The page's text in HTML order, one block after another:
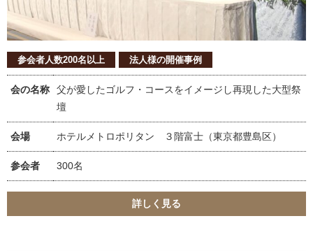
参会者人数200名以上 法人様の開催事例
会の名称
父が愛したゴルフ・コースをイメージし再現した大型祭
壇
会場 ホテルメトロポリタン ３階富士（東京都豊島区）
参会者 300名
詳しく見る